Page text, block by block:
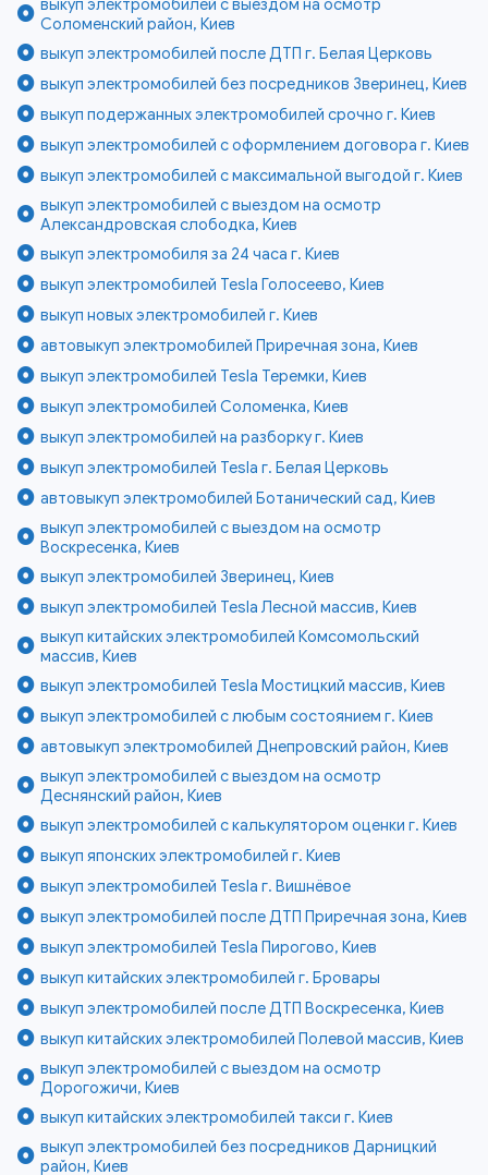
выкуп электромобилей с выездом на осмотр
Соломенский район, Киев
выкуп электромобилей после ДТП г. Белая Церковь
выкуп электромобилей без посредников Зверинец, Киев
выкуп подержанных электромобилей срочно г. Киев
выкуп электромобилей с оформлением договора г. Киев
выкуп электромобилей с максимальной выгодой г. Киев
выкуп электромобилей с выездом на осмотр
Александровская слободка, Киев
выкуп электромобиля за 24 часа г. Киев
выкуп электромобилей Tesla Голосеево, Киев
выкуп новых электромобилей г. Киев
автовыкуп электромобилей Приречная зона, Киев
выкуп электромобилей Tesla Теремки, Киев
выкуп электромобилей Соломенка, Киев
выкуп электромобилей на разборку г. Киев
выкуп электромобилей Tesla г. Белая Церковь
автовыкуп электромобилей Ботанический сад, Киев
выкуп электромобилей с выездом на осмотр
Воскресенка, Киев
выкуп электромобилей Зверинец, Киев
выкуп электромобилей Tesla Лесной массив, Киев
выкуп китайских электромобилей Комсомольский
массив, Киев
выкуп электромобилей Tesla Мостицкий массив, Киев
выкуп электромобилей с любым состоянием г. Киев
автовыкуп электромобилей Днепровский район, Киев
выкуп электромобилей с выездом на осмотр
Деснянский район, Киев
выкуп электромобилей с калькулятором оценки г. Киев
выкуп японских электромобилей г. Киев
выкуп электромобилей Tesla г. Вишнёвое
выкуп электромобилей после ДТП Приречная зона, Киев
выкуп электромобилей Tesla Пирогово, Киев
выкуп китайских электромобилей г. Бровары
выкуп электромобилей после ДТП Воскресенка, Киев
выкуп китайских электромобилей Полевой массив, Киев
выкуп электромобилей с выездом на осмотр
Дорогожичи, Киев
выкуп китайских электромобилей такси г. Киев
выкуп электромобилей без посредников Дарницкий
район, Киев